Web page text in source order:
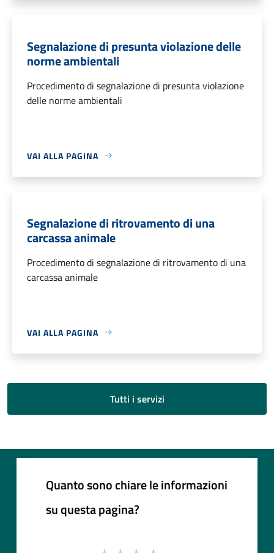
Segnalazione di presunta violazione delle
norme ambientali
Procedimento di segnalazione di presunta violazione
delle norme ambientali
VAI ALLA PAGINA
Segnalazione di ritrovamento di una
carcassa animale
Procedimento di segnalazione di ritrovamento di una
carcassa animale
VAI ALLA PAGINA
Tutti i servizi
Quanto sono chiare le informazioni
su questa pagina?